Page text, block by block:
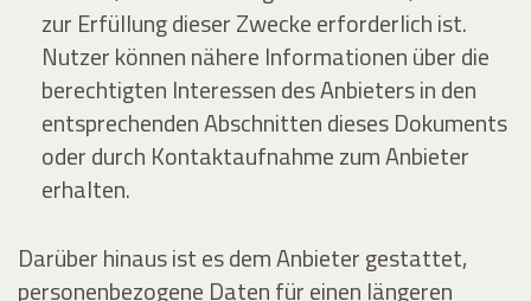
zur Erfüllung dieser Zwecke erforderlich ist.
Nutzer können nähere Informationen über die
berechtigten Interessen des Anbieters in den
entsprechenden Abschnitten dieses Dokuments
oder durch Kontaktaufnahme zum Anbieter
erhalten.
Darüber hinaus ist es dem Anbieter gestattet,
personenbezogene Daten für einen längeren